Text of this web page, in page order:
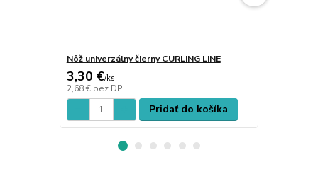
Nôž univerzálny čierny CURLING LINE
3,30 €/ks
2,68 € bez DPH
Pridať do košíka